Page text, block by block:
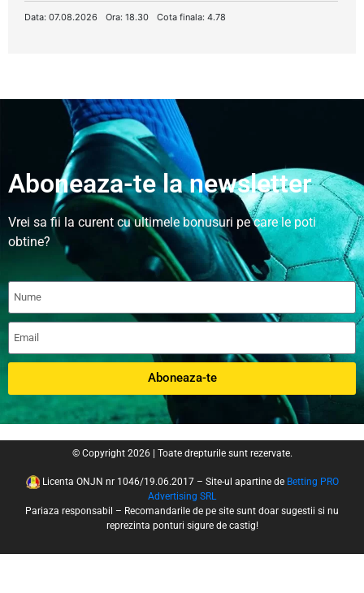
Data: 07.08.2026 Ora: 18.30 Cota finala: 4.78
Aboneaza-te la newsletter
Vrei sa fii la curent cu ultimele bonusuri pe care le poti
obtine?
Aboneaza-te
© Copyright 2026 | Toate drepturile sunt rezervate.
Licenta ONJN nr 1046/19.06.2017 – Site-ul apartine de Betting PRO
Advertising SRL
Pariaza responsabil – Recomandarile de pe site sunt doar sugestii si nu
reprezinta ponturi sigure de castig!